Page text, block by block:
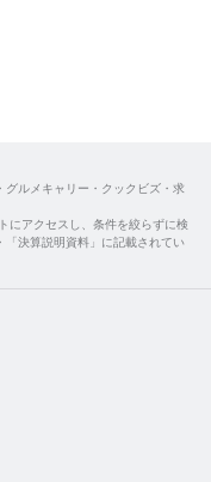
ルメキャリー・クックビズ・求
にアクセスし、条件を絞らずに検
決算説明資料」に記載されてい